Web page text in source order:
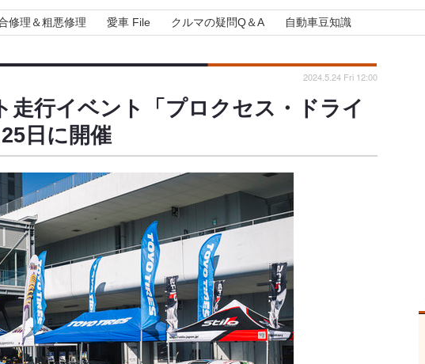
修理＆粗悪修理 愛車 File クルマの疑問Q＆A 自動車豆知識
走行イベント「プロクセス・ドライ
日に開催
2024.5.24 Fri 12:00